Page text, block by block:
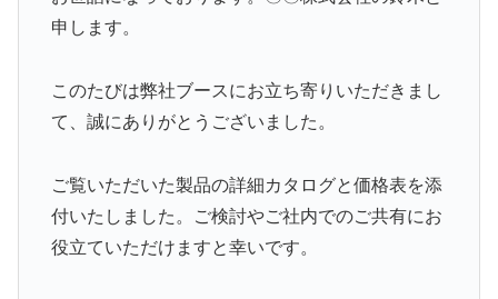
申します。
このたびは弊社ブースにお立ち寄りいただきまし
て、誠にありがとうございました。
ご覧いただいた製品の詳細カタログと価格表を添
付いたしました。ご検討やご社内でのご共有にお
役立ていただけますと幸いです。